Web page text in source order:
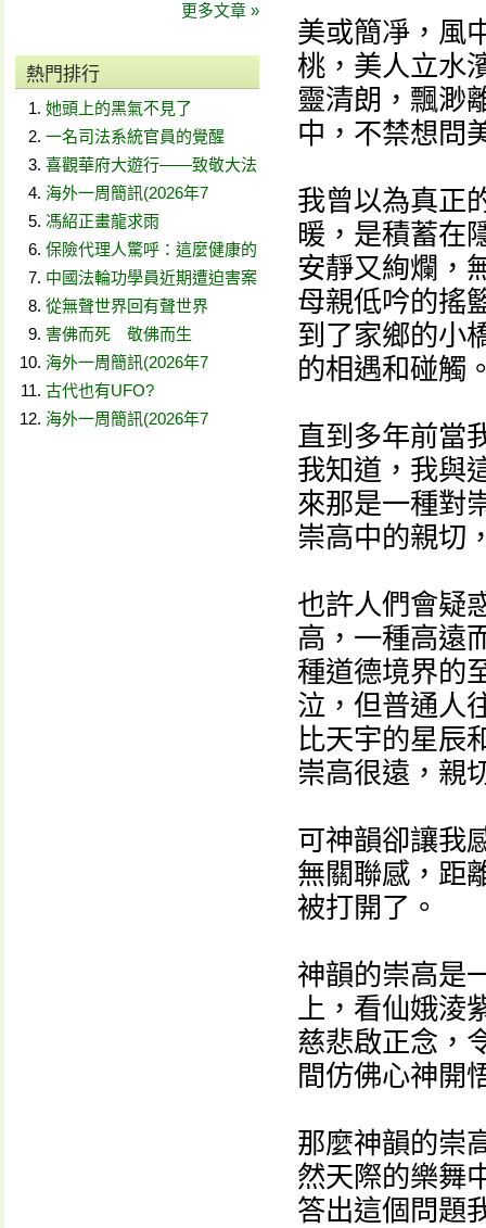
更多文章 »
熱門排行
她頭上的黑氣不見了
一名司法系統官員的覺醒
喜觀華府大遊行——致敬大法
海外一周簡訊(2026年7
馮紹正畫龍求雨
保險代理人驚呼：這麼健康的
中國法輪功學員近期遭迫害案
從無聲世界回有聲世界
害佛而死 敬佛而生
海外一周簡訊(2026年7
古代也有UFO?
海外一周簡訊(2026年7
美或簡凈，風
桃，美人立水
靈清朗，飄渺
中，不禁想問
我曾以為真正
暖，是積蓄在
安靜又絢爛，
母親低吟的搖
到了家鄉的小
的相遇和碰觸
直到多年前當
我知道，我與
來那是一種對
崇高中的親切
也許人們會疑
高，一種高遠
種道德境界的
泣，但普通人
比天宇的星辰
崇高很遠，親
可神韻卻讓我
無關聯感，距
被打開了。
神韻的崇高是
上，看仙娥
慈悲啟正念，
間仿佛心神開
那麼神韻的崇
然天際的樂舞
答出這個問題